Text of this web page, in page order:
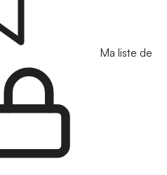
Ma liste de